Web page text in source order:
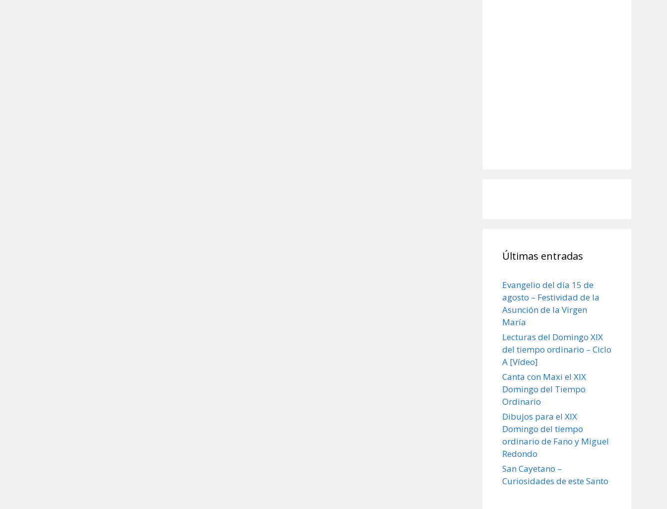
Últimas entradas
Evangelio del día 15 de
agosto – Festividad de la
Asunción de la Virgen
María
Lecturas del Domingo XIX
del tiempo ordinario – Ciclo
A [Vídeo]
Canta con Maxi el XIX
Domingo del Tiempo
Ordinario
Dibujos para el XIX
Domingo del tiempo
ordinario de Fano y Miguel
Redondo
San Cayetano –
Curiosidades de este Santo